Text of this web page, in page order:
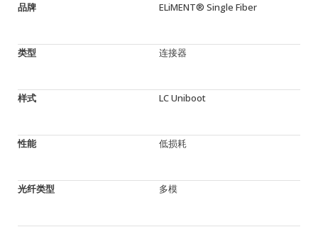
品牌 ELiMENT® Single Fiber
类型 连接器
样式 LC Uniboot
性能 低损耗
光纤类型 多模